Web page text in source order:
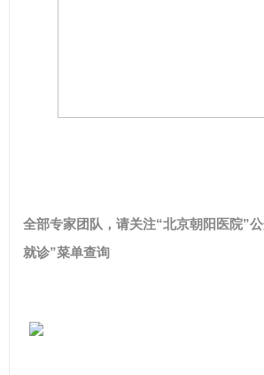
全部专家团队，请关注“北京朝阳医院”
就诊”菜单查询